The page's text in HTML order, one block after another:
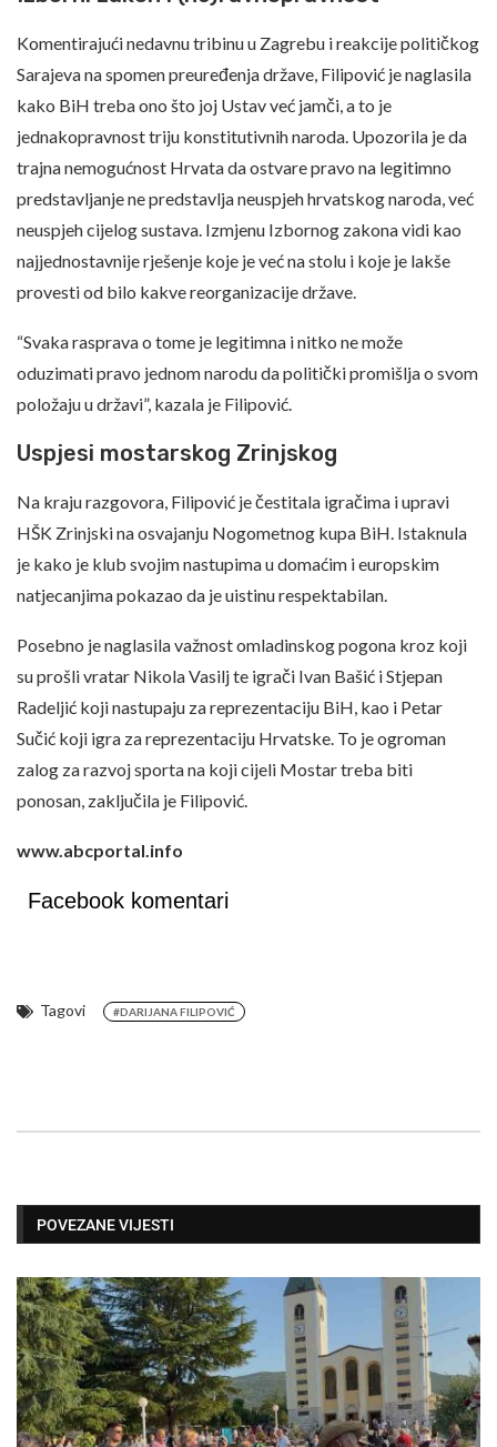
Komentirajući nedavnu tribinu u Zagrebu i reakcije političkog
Sarajeva na spomen preuređenja države, Filipović je naglasila
kako BiH treba ono što joj Ustav već jamči, a to je
jednakopravnost triju konstitutivnih naroda. Upozorila je da
trajna nemogućnost Hrvata da ostvare pravo na legitimno
predstavljanje ne predstavlja neuspjeh hrvatskog naroda, već
neuspjeh cijelog sustava. Izmjenu Izbornog zakona vidi kao
najjednostavnije rješenje koje je već na stolu i koje je lakše
provesti od bilo kakve reorganizacije države.
“Svaka rasprava o tome je legitimna i nitko ne može
oduzimati pravo jednom narodu da politički promišlja o svom
položaju u državi”, kazala je Filipović.
Uspjesi mostarskog Zrinjskog
Na kraju razgovora, Filipović je čestitala igračima i upravi
HŠK Zrinjski na osvajanju Nogometnog kupa BiH. Istaknula
je kako je klub svojim nastupima u domaćim i europskim
natjecanjima pokazao da je uistinu respektabilan.
Posebno je naglasila važnost omladinskog pogona kroz koji
su prošli vratar Nikola Vasilj te igrači Ivan Bašić i Stjepan
Radeljić koji nastupaju za reprezentaciju BiH, kao i Petar
Sučić koji igra za reprezentaciju Hrvatske. To je ogroman
zalog za razvoj sporta na koji cijeli Mostar treba biti
ponosan, zaključila je Filipović.
www.abcportal.info
Facebook komentari
Tagovi #DARIJANA FILIPOVIĆ
POVEZANE VIJESTI